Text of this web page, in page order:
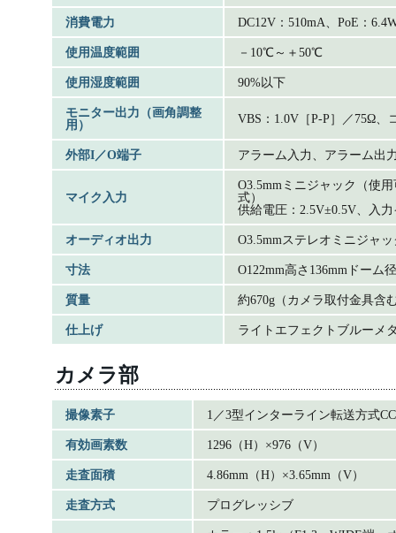
消費電力 DC12V：510mA、PoE：
使用温度範囲 －10℃～＋50℃
使用湿度範囲 90%以下
モニター出力（画角調整
用）
VBS：1.0V［P-P］／75Ω、
外部I／O端子 アラーム入力、アラーム出
マイク入力
O3.5mmミニジャック（使
式）
供給電圧：2.5V±0.5V、入
オーディオ出力 O3.5mmステレオミニジャ
寸法 O122mm高さ136mmドーム
質量 約670g（カメラ取付金具含
仕上げ ライトエフェクトブルーメ
カメラ部
撮像素子 1／3型インターライン転送方式
有効画素数 1296（H）×976（V）
走査面積 4.86mm（H）×3.65mm（V）
走査方式 プログレッシブ